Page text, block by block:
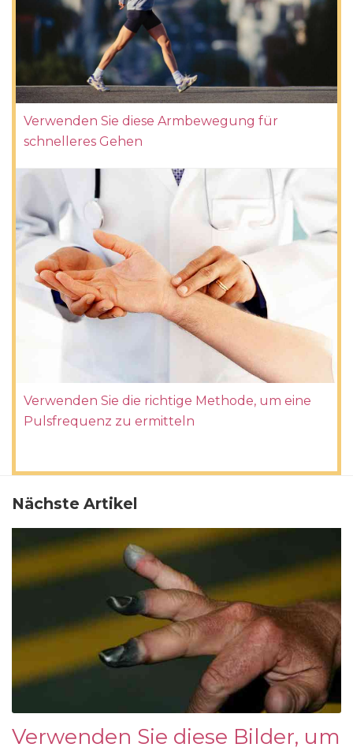
Verwenden Sie diese Armbewegung für
schnelleres Gehen
Verwenden Sie die richtige Methode, um eine
Pulsfrequenz zu ermitteln
Nächste Artikel
Verwenden Sie diese Bilder, um